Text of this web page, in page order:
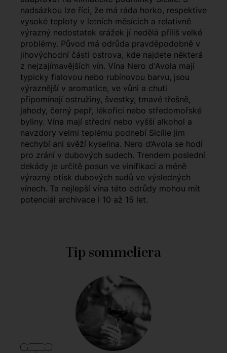
nadsázkou lze říci, že má ráda horko, respektive
vysoké teploty v letních měsících a relativně
výrazný nedostatek srážek jí nedělá příliš velké
problémy. Původ má odrůda pravděpodobně v
jihovýchodní části ostrova, kde najdete některá
z nejzajímavějších vín. Vína Nero d'Avola mají
typicky fialovou nebo rubínovou barvu, jsou
výraznější v aromatice, ve vůni a chuti
připomínají ostružiny, švestky, tmavé třešně,
jahody, černý pepř, lékořici nebo středomořské
byliny. Vína mají střední nebo vyšší alkohol a
navzdory velmi teplému podnebí Sicílie jim
nechybí ani svěží kyselina. Nero d’Avola se hodí
pro zrání v dubových sudech. Trendem poslední
dekády je určitě posun ve vinifikaci a méně
výrazný otisk dubových sudů ve výsledných
vínech. Ta nejlepší vína této odrůdy mohou mít
potenciál archivace i 10 až 15 let.
Tip sommeliera